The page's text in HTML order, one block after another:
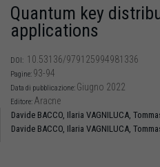
Quantum key
applications
DOI: 10.53136/979125994981336
Pagine: 93-94
Data di pubblicazione: Giugno 2022
Editore: Aracne
Davide BACCO, Ilaria VAGNILUCA,
Davide BACCO, Ilaria VAGNILUCA,